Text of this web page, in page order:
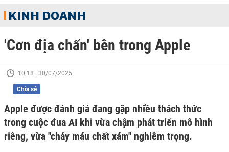
KINH DOANH
'Cơn địa chấn' bên trong Apple
10:18 | 30/07/2025
Chia sẻ
Apple được đánh giá đang gặp nhiều thách thức
trong cuộc đua AI khi vừa chậm phát triển mô hình
riêng, vừa "chảy máu chất xám" nghiêm trọng.